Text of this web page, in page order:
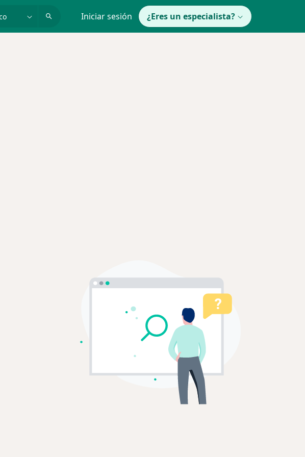
Iniciar sesión ¿Eres un especialista?